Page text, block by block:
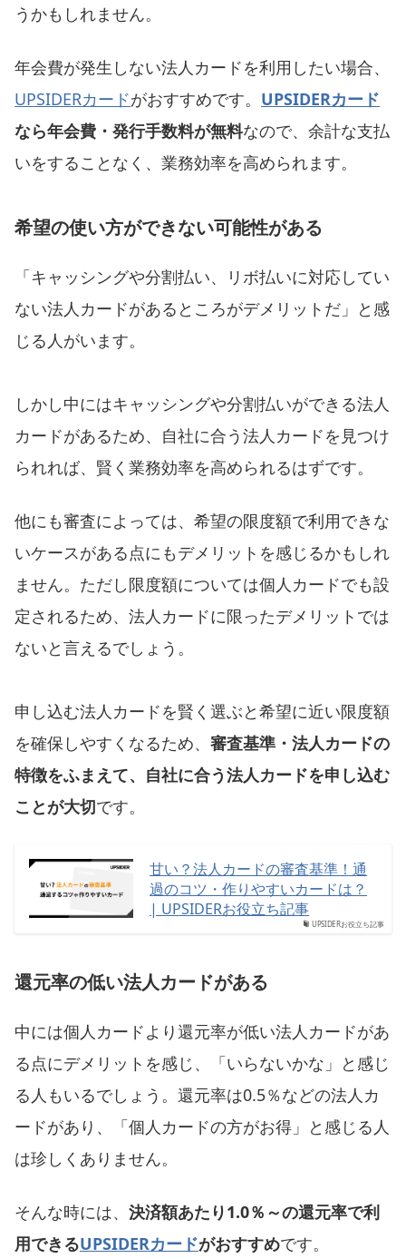
うかもしれません。
年会費が発生しない法人カードを利用したい場合、
UPSIDERカードがおすすめです。 UPSIDERカード
なら年会費・発行手数料が無料なので、余計な支払
いをすることなく、業務効率を高められます。
希望の使い方ができない可能性がある
「キャッシングや分割払い、リボ払いに対応してい
ない法人カードがあるところがデメリットだ」と感
じる人がいます。
しかし中にはキャッシングや分割払いができる法人
カードがあるため、自社に合う法人カードを見つけ
られれば、賢く業務効率を高められるはずです。
他にも審査によっては、希望の限度額で利用できな
いケースがある点にもデメリットを感じるかもしれ
ません。ただし限度額については個人カードでも設
定されるため、法人カードに限ったデメリットでは
ないと言えるでしょう。
申し込む法人カードを賢く選ぶと希望に近い限度額
を確保しやすくなるため、 審査基準・法人カードの
特徴をふまえて、自社に合う法人カードを申し込む
ことが大切です。
UPSIDERお役立ち記事
甘い？法人カードの審査基準！通
過のコツ・作りやすいカードは？
| UPSIDERお役立ち記事
還元率の低い法人カードがある
中には個人カードより還元率が低い法人カードがあ
る点にデメリットを感じ、「いらないかな」と感じ
る人もいるでしょう。還元率は0.5％などの法人カ
ードがあり、「個人カードの方がお得」と感じる人
は珍しくありません。
そんな時には、 決済額あたり1.0％～の還元率で利
用できるUPSIDERカードがおすすめです。